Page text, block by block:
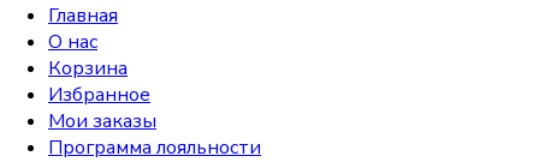
Главная
О нас
Корзина
Избранное
Мои заказы
Программа лояльности